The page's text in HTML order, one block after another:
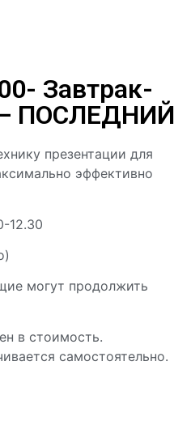
Завтрак-
— ПОСЛЕДНИЙ
презентации для
эффективно
12.30
могут продолжить
в стоимость.
самостоятельно.